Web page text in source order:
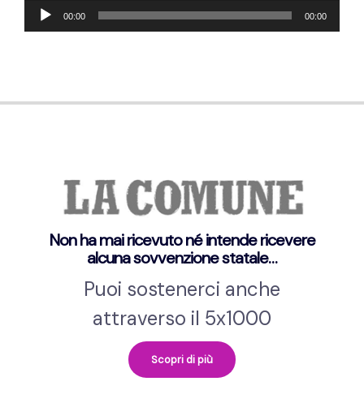
Audio
Player
00:00 00:00
Non ha mai ricevuto né intende ricevere
alcuna sovvenzione statale…
Puoi sostenerci anche
attraverso il 5x1000
Scopri di più